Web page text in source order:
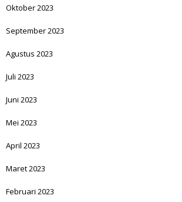
Oktober 2023
September 2023
Agustus 2023
Juli 2023
Juni 2023
Mei 2023
April 2023
Maret 2023
Februari 2023